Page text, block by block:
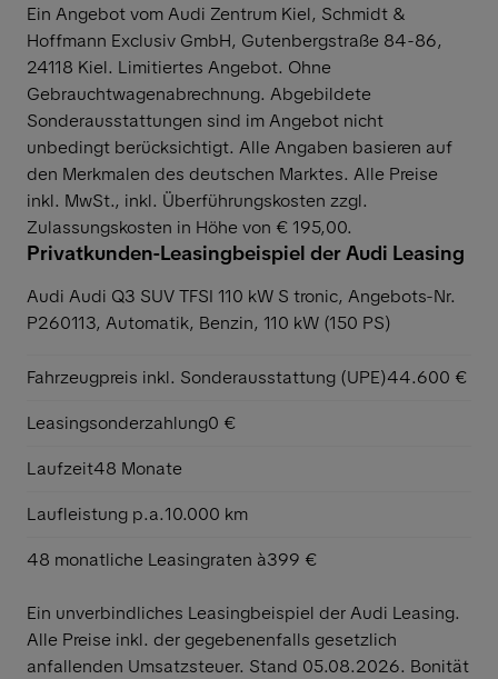
Ein Angebot vom Audi Zentrum Kiel, Schmidt &
Hoffmann Exclusiv GmbH, Gutenbergstraße 84-86,
24118 Kiel. Limitiertes Angebot. Ohne
Gebrauchtwagenabrechnung. Abgebildete
Sonderausstattungen sind im Angebot nicht
unbedingt berücksichtigt. Alle Angaben basieren auf
den Merkmalen des deutschen Marktes. Alle Preise
inkl. MwSt., inkl. Überführungskosten zzgl.
Zulassungskosten in Höhe von € 195,00.
Privatkunden-Leasingbeispiel der Audi Leasing
Audi Audi Q3 SUV TFSI 110 kW S tronic, Angebots-Nr.
P260113, Automatik, Benzin, 110 kW (150 PS)
Fahrzeugpreis inkl. Sonderausstattung (UPE)44.600 €
Leasingsonderzahlung0 €
Laufzeit48 Monate
Laufleistung p.a.10.000 km
48 monatliche Leasingraten à399 €
Ein unverbindliches Leasingbeispiel der Audi Leasing.
Alle Preise inkl. der gegebenenfalls gesetzlich
anfallenden Umsatzsteuer. Stand 05.08.2026. Bonität